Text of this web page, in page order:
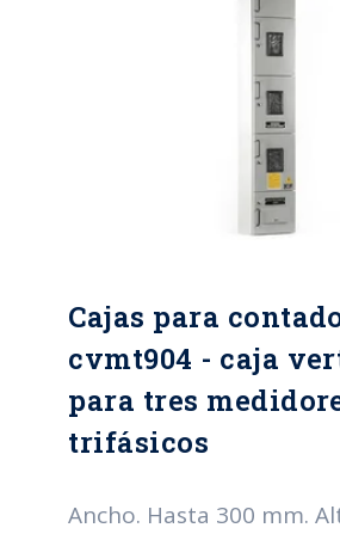
Pintura Electroestática,
RAL serie 70 Tipo de
tipo buje de seguridad y
triangular o hexagonal
Cajas para
cvmt904 - caja
para tres
trifásicos
Ancho. Hasta 300 mm.